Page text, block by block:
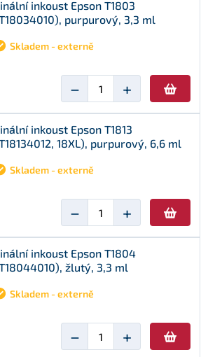
inkoust Epson T1803
purpurový, 3,3 ml
Skladem - externě
− +
inkoust Epson T1813
18XL), purpurový, 6,6 ml
Skladem - externě
− +
inkoust Epson T1804
žlutý, 3,3 ml
Skladem - externě
− +